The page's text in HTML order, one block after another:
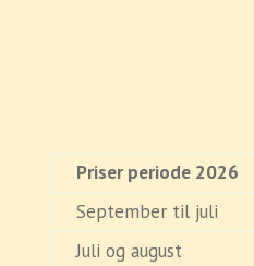
Priser periode 2026
September til juli
Juli og august